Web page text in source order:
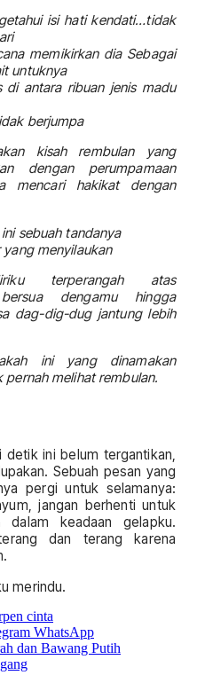
isi hati kendati…tidak
memikirkan dia Sebagai
untuknya
di antara ribuan jenis madu
berjumpa
kisah rembulan yang
dengan perumpamaan
mencari hakikat dengan
sebuah tandanya
menyilaukan
terperangah atas
dengamu hingga
dag-dig-dug jantung lebih
ini yang dinamakan
pernah melihat rembulan.
detik ini belum tergantikan,
Sebuah pesan yang
pergi untuk selamanya:
jangan berhenti untuk
dalam keadaan gelapku.
dan terang karena
merindu.
cinta
WhatsApp
dan Bawang Putih